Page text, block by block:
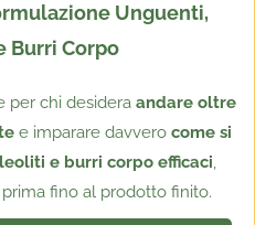
Unguenti,
Burri Corpo
per chi desidera andare oltre
e imparare davvero come si
e burri corpo efficaci,
fino al prodotto finito.